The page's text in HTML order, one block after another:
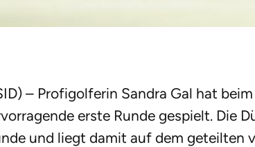
– Profigolferin Sandra Gal hat
erste Runde gespielt. Die
und liegt damit auf dem geteilten